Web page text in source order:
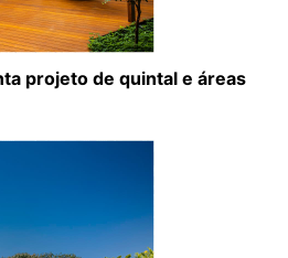
projeto de quintal e áreas